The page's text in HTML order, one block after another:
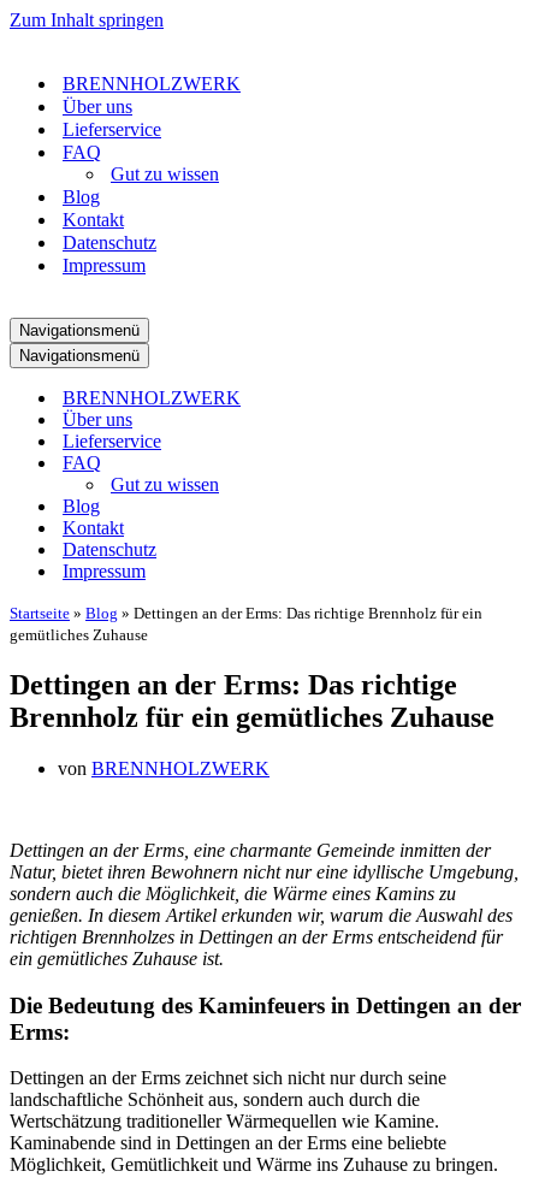
Zum Inhalt springen
BRENNHOLZWERK
Über uns
Lieferservice​
FAQ
Gut zu wissen
Blog
Kontakt
Datenschutz
Impressum
Navigationsmenü
Navigationsmenü
BRENNHOLZWERK
Über uns
Lieferservice​
FAQ
Gut zu wissen
Blog
Kontakt
Datenschutz
Impressum
Startseite » Blog » Dettingen an der Erms: Das richtige Brennholz für ein
gemütliches Zuhause
Dettingen an der Erms: Das richtige
Brennholz für ein gemütliches Zuhause
von BRENNHOLZWERK
Dettingen an der Erms, eine charmante Gemeinde inmitten der
Natur, bietet ihren Bewohnern nicht nur eine idyllische Umgebung,
sondern auch die Möglichkeit, die Wärme eines Kamins zu
genießen. In diesem Artikel erkunden wir, warum die Auswahl des
richtigen Brennholzes in Dettingen an der Erms entscheidend für
ein gemütliches Zuhause ist.
Die Bedeutung des Kaminfeuers in Dettingen an der
Erms:
Dettingen an der Erms zeichnet sich nicht nur durch seine
landschaftliche Schönheit aus, sondern auch durch die
Wertschätzung traditioneller Wärmequellen wie Kamine.
Kaminabende sind in Dettingen an der Erms eine beliebte
Möglichkeit, Gemütlichkeit und Wärme ins Zuhause zu bringen.